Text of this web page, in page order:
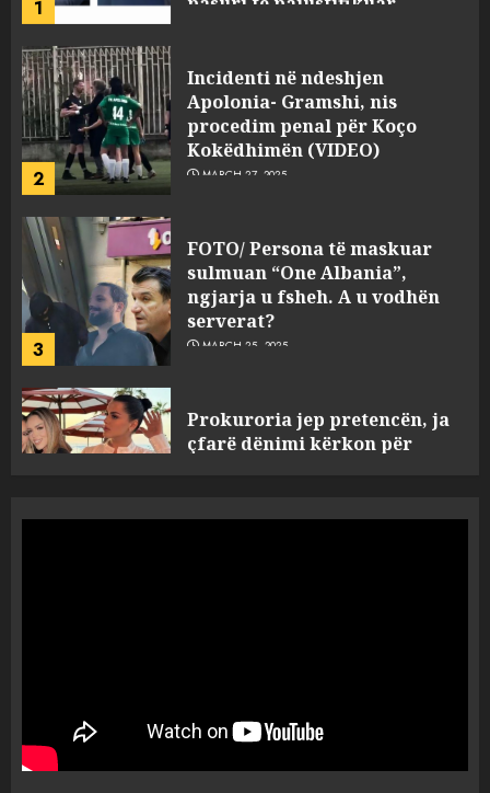
2
Kokëdhimën (VIDEO)
MARCH 27, 2025
3
FOTO/ Persona të maskuar
serverat?
MARCH 25, 2025
4
Prokuroria jep pretencën, ja
Berishën
MARCH 25, 2025
1
“bosen” Joana Nano për
abuzim me fondet publike dhe
pasuri të pajustifikuar